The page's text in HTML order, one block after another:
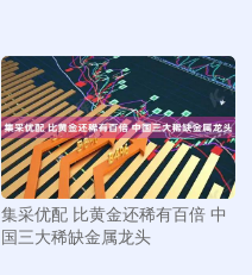
集采优配 比黄金还稀有百倍 中
国三大稀缺金属龙头